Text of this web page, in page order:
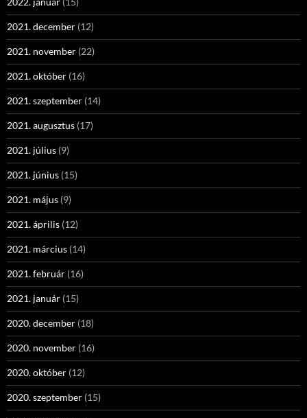
2021. december (12)
2021. november (22)
2021. október (16)
2021. szeptember (14)
2021. augusztus (17)
2021. július (9)
2021. június (15)
2021. május (9)
2021. április (12)
2021. március (14)
2021. február (16)
2021. január (15)
2020. december (18)
2020. november (16)
2020. október (12)
2020. szeptember (15)